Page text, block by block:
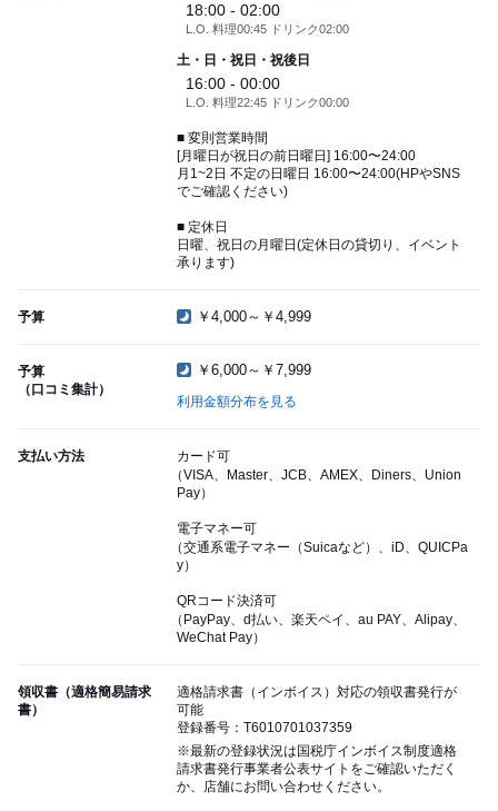
18:00 - 02:00
L.O. 料理00:45 ドリンク02:00
土・日・祝日・祝後日
16:00 - 00:00
L.O. 料理22:45 ドリンク00:00
■ 変則営業時間
[月曜日が祝日の前日曜日] 16:00〜24:00
月1~2日 不定の日曜日 16:00〜24:00(HPやSNS
でご確認ください)
■ 定休日
日曜、祝日の月曜日(定休日の貸切り、イベント
承ります)
予算 ￥4,000～￥4,999
予算
（口コミ集計）
￥6,000～￥7,999
利用金額分布を見る
支払い方法
カード可
（VISA、Master、JCB、AMEX、Diners、Union
Pay）
電子マネー可
（交通系電子マネー（Suicaなど）、iD、QUICPa
y）
QRコード決済可
（PayPay、d払い、楽天ペイ、au PAY、Alipay、
WeChat Pay）
領収書（適格簡易請求
書）
適格請求書（インボイス）対応の領収書発行が
可能
登録番号：T6010701037359
※最新の登録状況は国税庁インボイス制度適格
請求書発行事業者公表サイトをご確認いただく
か、店舗にお問い合わせください。